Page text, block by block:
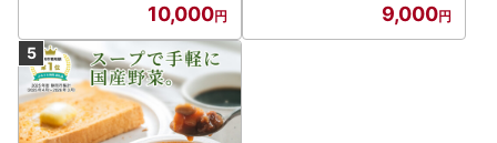
10,000 9,000